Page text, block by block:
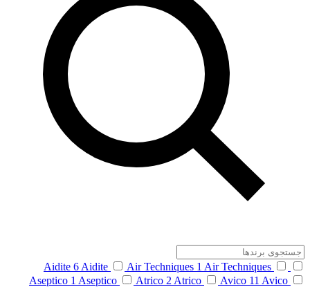
Aidite 6 Aidite Air Techniques 1 Air Techniques
Aseptico 1 Aseptico Atrico 2 Atrico Avico 11 Avico